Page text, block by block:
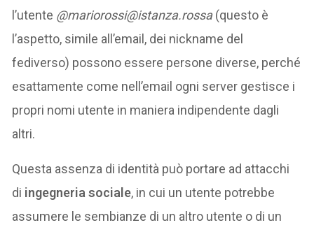
l’utente @mariorossi@istanza.rossa(questo è
l’aspetto, simile all’email, dei nickname del
fediverso) possono essere persone diverse, perché
esattamente come nell’email ogni server gestisce i
propri nomi utente in maniera indipendente dagli
altri.
Questa assenza di identità può portare ad attacchi
di ingegneria sociale, in cui un utente potrebbe
assumere le sembianze di un altro utente o di un